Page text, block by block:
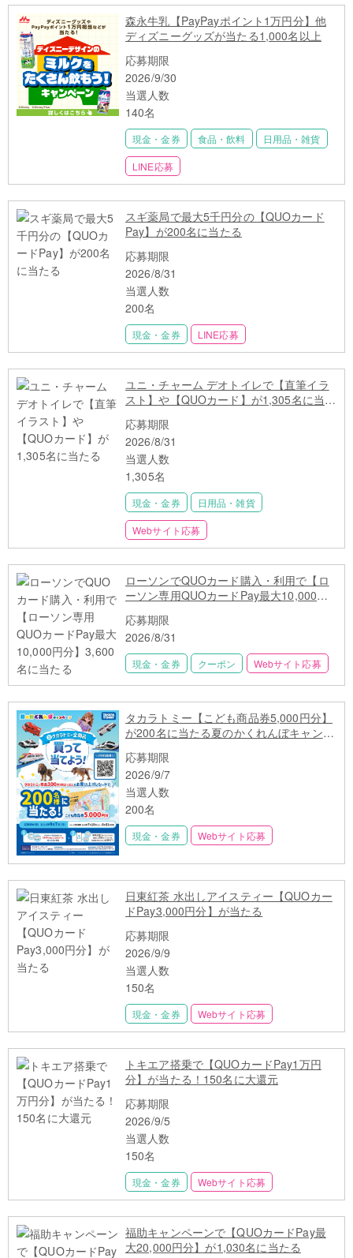
森永牛乳【PayPayポイント1万円分】他
ディズニーグッズが当たる1,000名以上
応募期限
2026/9/30
当選人数
140名
現金・金券 食品・飲料 日用品・雑貨
LINE応募
スギ薬局で最大5千円分の【QUOカード
Pay】が200名に当たる
応募期限
2026/8/31
当選人数
200名
現金・金券 LINE応募
ユニ・チャーム デオトイレで【直筆イラ
スト】や【QUOカード】が1,305名に当た
応募期限
2026/8/31
当選人数
1,305名
現金・金券 日用品・雑貨
Webサイト応募
ローソンでQUOカード購入・利用で【ロ
ーソン専用QUOカードPay最大10,000円
応募期限
2026/8/31
現金・金券 クーポン Webサイト応募
タカラトミー【こども商品券5,000円分】
が200名に当たる夏のかくれんぼキャンペ
応募期限
2026/9/7
当選人数
200名
現金・金券 Webサイト応募
日東紅茶 水出しアイスティー【QUOカー
ドPay3,000円分】が当たる
応募期限
2026/9/9
当選人数
150名
現金・金券 Webサイト応募
トキエア搭乗で【QUOカードPay1万円
分】が当たる！150名に大還元
応募期限
2026/9/5
当選人数
150名
現金・金券 Webサイト応募
福助キャンペーンで【QUOカードPay最
大20,000円分】が1,030名に当たる